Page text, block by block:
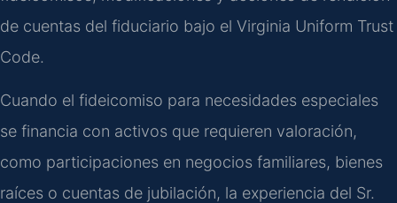
de cuentas del fiduciario bajo el Virginia Uniform Trust
Code.
Cuando el fideicomiso para necesidades especiales
se financia con activos que requieren valoración,
como participaciones en negocios familiares, bienes
raíces o cuentas de jubilación, la experiencia del Sr.